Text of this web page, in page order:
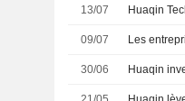
13/07 Huaqin
09/07
30/06